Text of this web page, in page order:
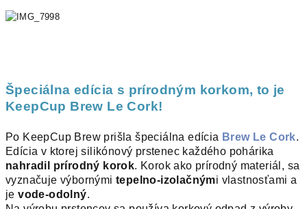
Špeciálna edícia s prírodným korkom, to je
KeepCup Brew Le Cork!
Po KeepCup Brew prišla špeciálna edícia Brew Le Cork.
Edícia v ktorej silikónový prstenec každého pohárika
nahradil prírodný korok. Korok ako prírodný materiál, sa
vyznačuje výbornými tepelno-izolačnými vlastnosťami a
jevode-odolný.